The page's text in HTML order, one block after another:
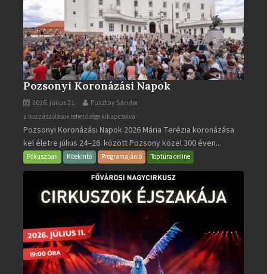
Pozsonyi Koronázási Napok
2026. július 21. Pusztay Sándor
Pozsonyi
Koronázási
Napok
bejegyzéshez
a hozzászólások lehetősége kikapcsolva
Pozsonyi Koronázási Napok 2026 Mária Terézia koronázása
kel életre július 24–26. között Pozsony közel 300 éven...
Fókuszban Kitekintő Programajánló Toptúra online